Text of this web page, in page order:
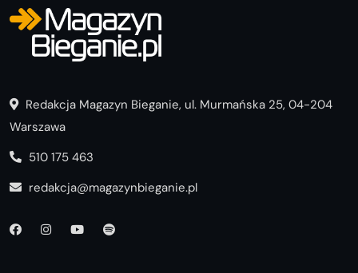
Redakcja Magazyn Bieganie, ul. Murmańska 25, 04-204
Warszawa
510 175 463
redakcja@magazynbieganie.pl